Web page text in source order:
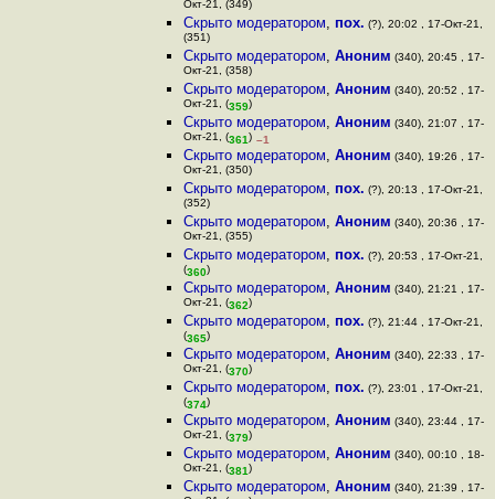
Окт-21, (349)
Скрыто модератором, пох. (?), 20:02 , 17-Окт-21,
(351)
Скрыто модератором, Аноним (340), 20:45 , 17-
Окт-21, (358)
Скрыто модератором, Аноним (340), 20:52 , 17-
Окт-21, (359)
Скрыто модератором, Аноним (340), 21:07 , 17-
Окт-21, (361) –1
Скрыто модератором, Аноним (340), 19:26 , 17-
Окт-21, (350)
Скрыто модератором, пох. (?), 20:13 , 17-Окт-21,
(352)
Скрыто модератором, Аноним (340), 20:36 , 17-
Окт-21, (355)
Скрыто модератором, пох. (?), 20:53 , 17-Окт-21,
(360)
Скрыто модератором, Аноним (340), 21:21 , 17-
Окт-21, (362)
Скрыто модератором, пох. (?), 21:44 , 17-Окт-21,
(365)
Скрыто модератором, Аноним (340), 22:33 , 17-
Окт-21, (370)
Скрыто модератором, пох. (?), 23:01 , 17-Окт-21,
(374)
Скрыто модератором, Аноним (340), 23:44 , 17-
Окт-21, (379)
Скрыто модератором, Аноним (340), 00:10 , 18-
Окт-21, (381)
Скрыто модератором, Аноним (340), 21:39 , 17-